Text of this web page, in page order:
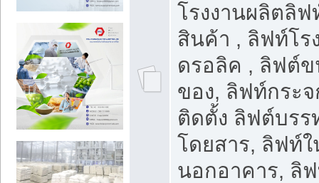
โรงงานผลิตลิ
สินค้า , ลิฟท์โร
ดรอลิค , ลิฟต์
ของ, ลิฟท์กระ
ติดตั้ง ลิฟต์บร
โดยสาร, ลิฟท์
นอกอาคาร, ลิ